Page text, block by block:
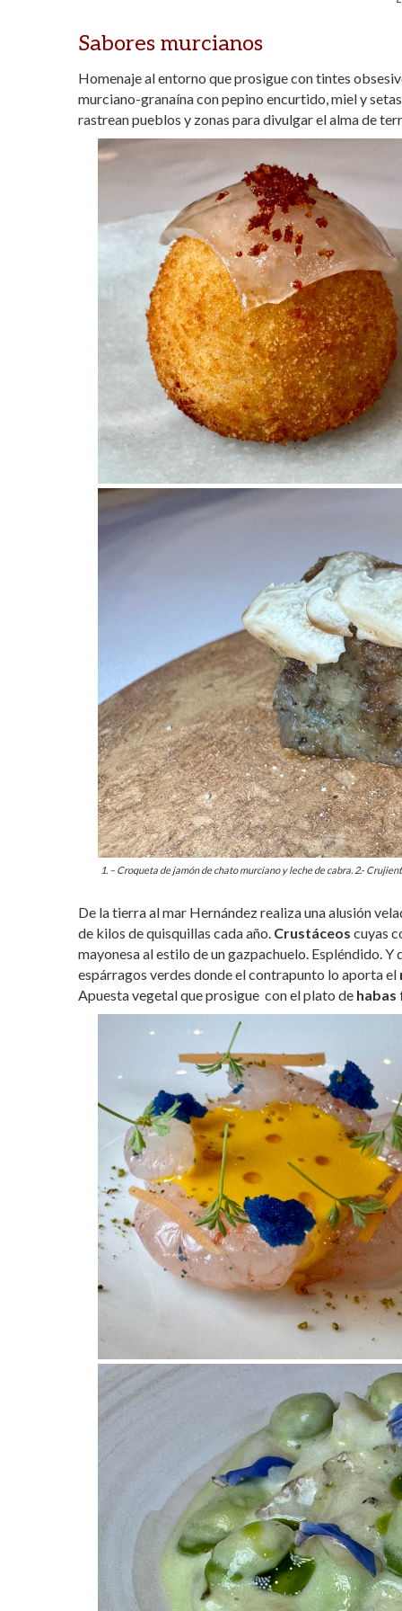
Sabores murcianos
Homenaje al entorno que prosigue con tintes
murciano-granaína con pepino encurtido, miel y
rastrean pueblos y zonas para divulgar el alma de
1. – Croqueta de jamón de chato murciano y leche de cabra. 2.-
De la tierra al mar Hernández realiza una alusión
de kilos de quisquillas cada año. Crustáceos cuyas
mayonesa al estilo de un gazpachuelo. Espléndido. Y
espárragos verdes donde el contrapunto lo aporta el
Apuesta vegetal que prosigue con el plato de habas